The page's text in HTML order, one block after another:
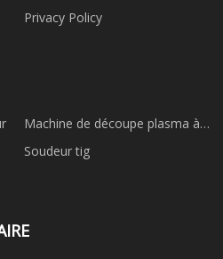
Privacy Policy
Machine de découpe plasma à
onduleur
Soudeur tig